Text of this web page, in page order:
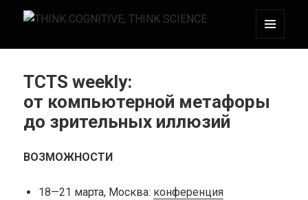
THINK COGNITIVE, THINK SCIENCE
TCTS weekly:
от компьютерной метафоры
до зрительных иллюзий
ВОЗМОЖНОСТИ
18—21 марта, Москва: конференция